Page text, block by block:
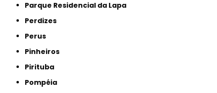
Parque Residencial da Lapa
Perdizes
Perus
Pinheiros
Pirituba
Pompéia